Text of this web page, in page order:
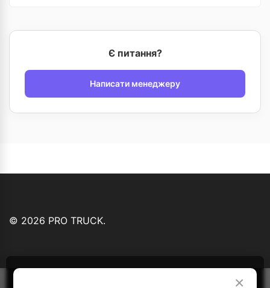
Є питання?
Написати менеджеру
© 2026 PRO TRUCK.
×